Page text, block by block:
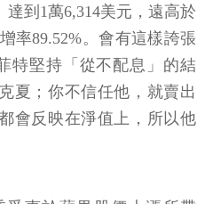
到1萬6,314美元，遠高於
率89.52%。會有這樣誇張
特堅持「從不配息」的結
夏；你不信任他，就賣出
會反映在淨值上，所以他